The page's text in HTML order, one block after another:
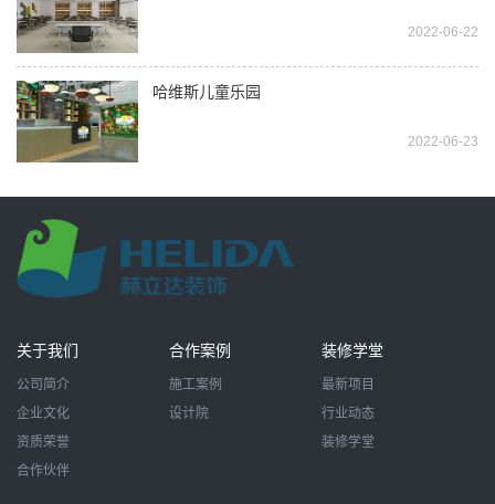
2022-06-22
哈维斯儿童乐园
2022-06-23
关于我们
公司简介
企业文化
资质荣誉
合作伙伴
合作案例
施工案例
设计院
装修学堂
最新项目
行业动态
装修学堂